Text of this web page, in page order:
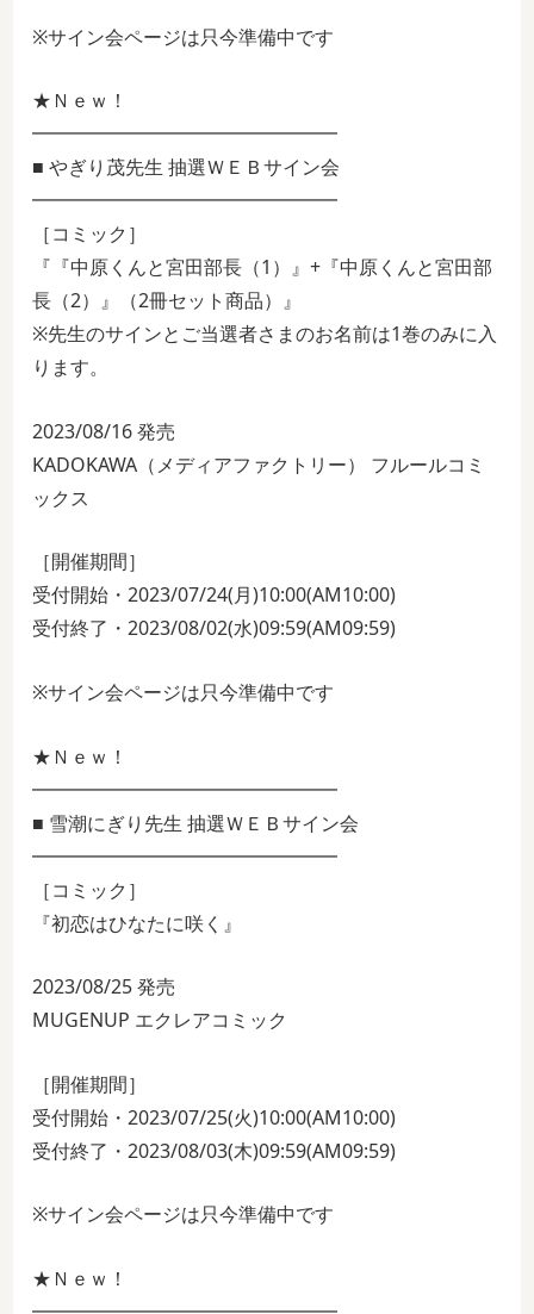
※サイン会ページは只今準備中です
★Ｎｅｗ！
━━━━━━━━━━━━━━━━
■ やぎり茂先生 抽選ＷＥＢサイン会
━━━━━━━━━━━━━━━━
［コミック］
『『中原くんと宮田部長（1）』+『中原くんと宮田部
長（2）』（2冊セット商品）』
※先生のサインとご当選者さまのお名前は1巻のみに入
ります。
2023/08/16 発売
KADOKAWA（メディアファクトリー） フルールコミ
ックス
［開催期間］
受付開始・2023/07/24(月)10:00(AM10:00)
受付終了・2023/08/02(水)09:59(AM09:59)
※サイン会ページは只今準備中です
★Ｎｅｗ！
━━━━━━━━━━━━━━━━
■ 雪潮にぎり先生 抽選ＷＥＢサイン会
━━━━━━━━━━━━━━━━
［コミック］
『初恋はひなたに咲く』
2023/08/25 発売
MUGENUP エクレアコミック
［開催期間］
受付開始・2023/07/25(火)10:00(AM10:00)
受付終了・2023/08/03(木)09:59(AM09:59)
※サイン会ページは只今準備中です
★Ｎｅｗ！